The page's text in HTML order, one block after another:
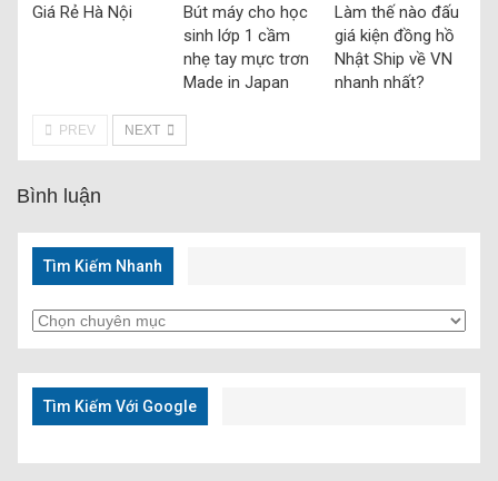
Giá Rẻ Hà Nội
Bút máy cho học
sinh lớp 1 cầm
nhẹ tay mực trơn
Made in Japan
Làm thế nào đấu
giá kiện đồng hồ
Nhật Ship về VN
nhanh nhất?
PREV NEXT
Bình luận
Tìm Kiếm Nhanh
Tìm
Kiếm
Nhanh
Tìm Kiếm Với Google